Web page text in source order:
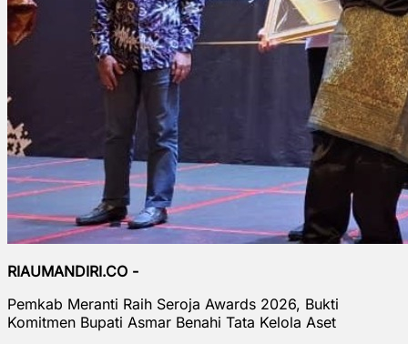
RIAUMANDIRI.CO -
Pemkab Meranti Raih Seroja Awards 2026, Bukti
Komitmen Bupati Asmar Benahi Tata Kelola Aset